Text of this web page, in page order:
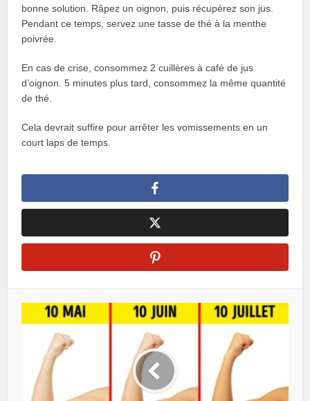
bonne solution. Râpez un oignon, puis récupérez son jus.
Pendant ce temps, servez une tasse de thé à la menthe
poivrée.
En cas de crise, consommez 2 cuillères à café de jus
d’oignon. 5 minutes plus tard, consommez la même quantité
de thé.
Cela devrait suffire pour arrêter les vomissements en un
court laps de temps.